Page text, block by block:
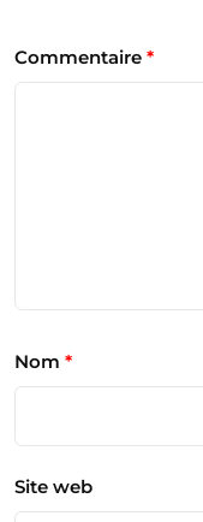
Commentaire *
Nom *
Site web